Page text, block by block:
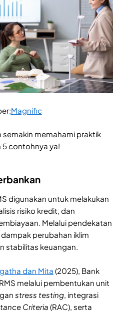
Magnific
semakin memahami praktik
5 contohnya ya!
digunakan untuk melakukan
risiko kredit, dan
Melalui pendekatan
perubahan iklim
stabilitas keuangan.
dan Mita (2025), Bank
melalui pembentukan unit
stress testing, integrasi
Criteria (RAC), serta